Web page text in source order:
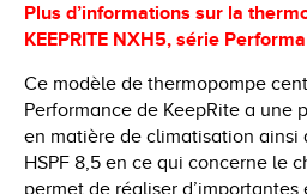
Plus d’informations sur la
KEEPRITE NXH5, série
Ce modèle de thermopompe
Performance de KeepRite a une
en matière de climatisation ainsi
HSPF 8,5 en ce qui concerne le
permet de réaliser d’importantes